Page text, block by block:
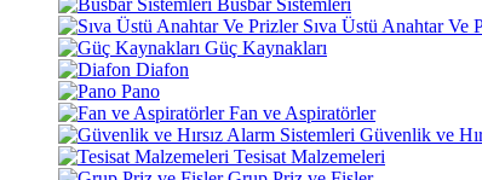
Busbar Sistemleri
Sıva Üstü Anahtar Ve
Güç Kaynakları
Diafon
Pano
Fan ve Aspiratörler
Güvenlik ve
Tesisat Malzemeleri